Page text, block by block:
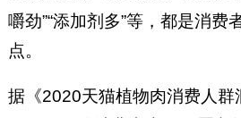
嚼劲”“添加剂多”等，都是消费
点。
据《2020天猫植物肉消费人群